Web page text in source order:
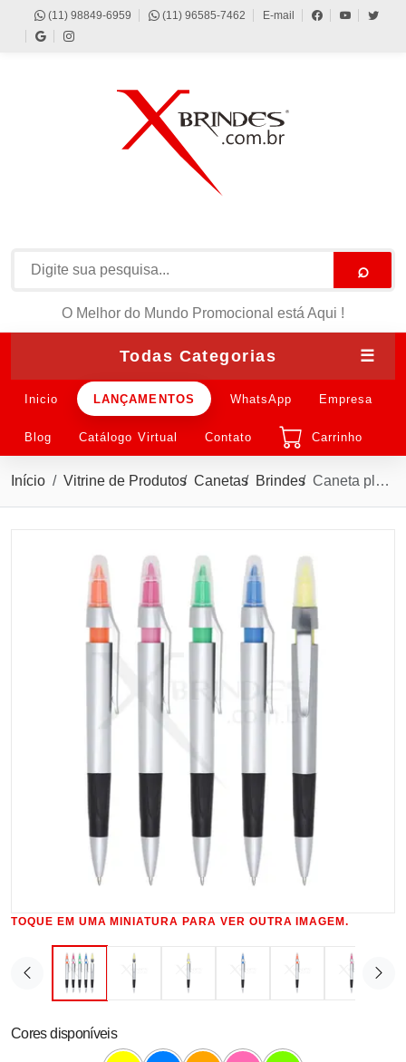
(11) 98849-6959 (11) 96585-7462 E-mail
⌕
O Melhor do Mundo Promocional está Aqui !
Todas Categorias ☰
Inicio LANÇAMENTOS WhatsApp Empresa
Blog Catálogo Virtual Contato Carrinho
Início Vitrine de Produtos Canetas Brindes Caneta plástica com marca texto, contém detalhe emborrachado e tampa protetora
TOQUE EM UMA MINIATURA PARA VER OUTRA IMAGEM.
Cores disponíveis